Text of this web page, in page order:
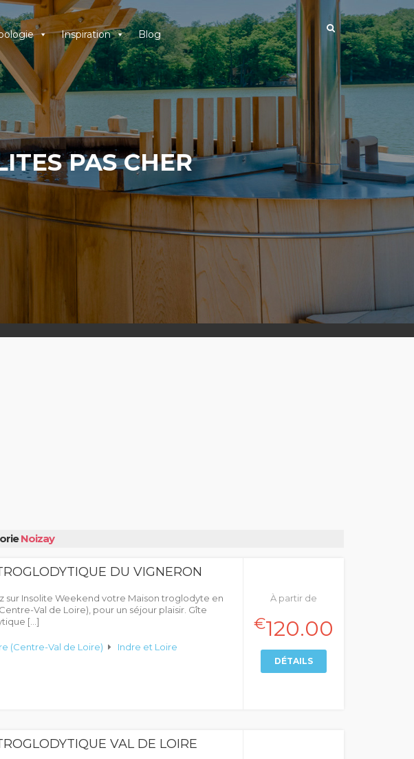
Inspiration Blog
PAS CHER
Noizay
DU VIGNERON
sur Insolite Weekend votre Maison troglodyte en
Val de Loire), pour un séjour plaisir. Gîte
[…]
(Centre-Val de Loire) Indre et Loire
À partir de
€120.00
DÉTAILS
VAL DE LOIRE